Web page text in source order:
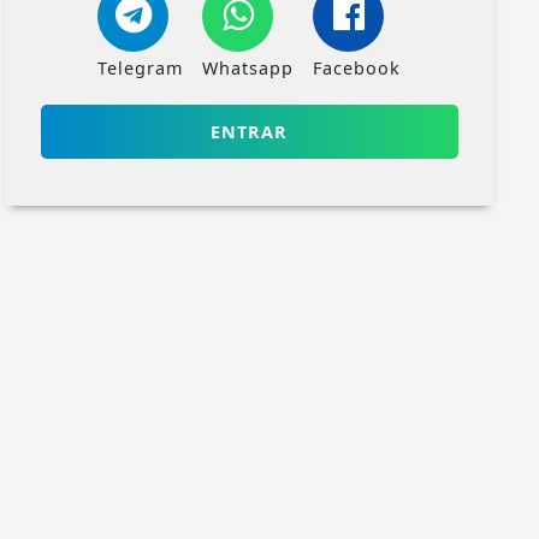
Telegram Whatsapp Facebook
ENTRAR